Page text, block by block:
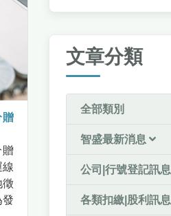
贈
贈
徵
文章分類
全部類別
智盛最新消息
公司|行號登記訊息
各類扣繳|股利訊息